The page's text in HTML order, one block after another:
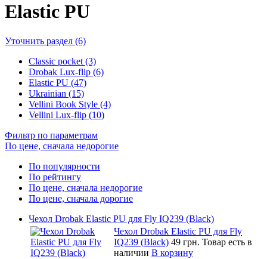
Elastic PU
Уточнить раздел (6)
Classic pocket (3)
Drobak Lux-flip (6)
Elastic PU (47)
Ukrainian (15)
Vellini Book Style (4)
Vellini Lux-flip (10)
Фильтр по параметрам
По цене, сначала недорогие
По популярности
По рейтингу
По цене, сначала недорогие
По цене, сначала дорогие
Чехол Drobak Elastic PU для Fly IQ239 (Black)
Чехол Drobak Elastic PU для Fly
IQ239 (Black) 49 грн. Товар есть в
наличии В корзину